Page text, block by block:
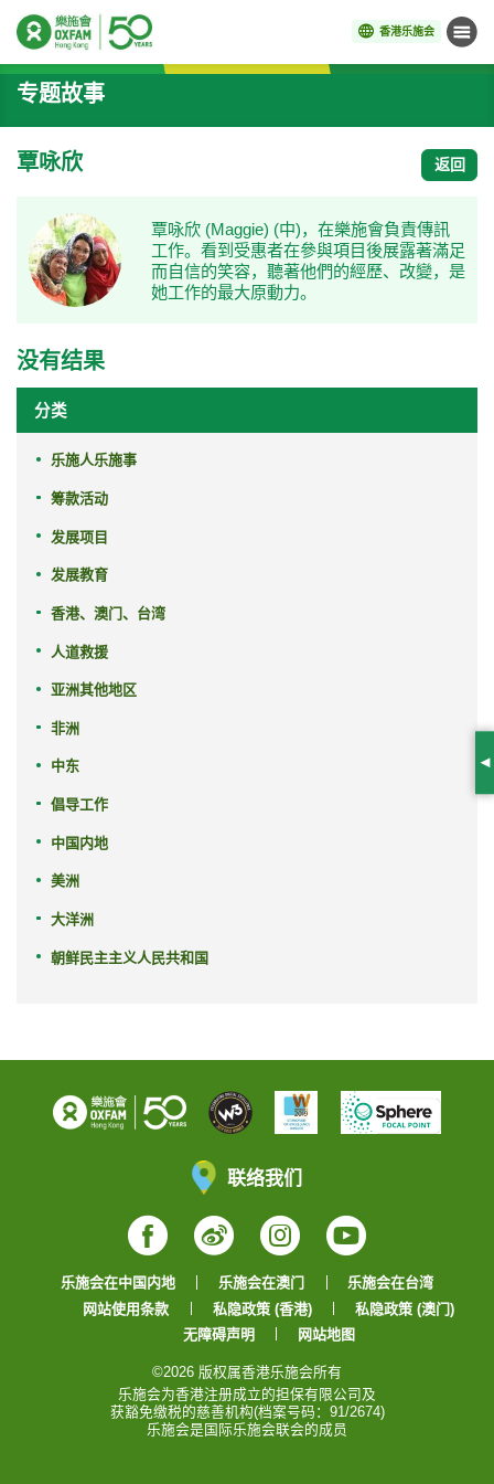
香港乐施会 菜单
开始主要内容
专题故事
覃咏欣 返回
覃咏欣 (Maggie) (中)，在樂施會負責傳訊
工作。看到受惠者在參與項目後展露著滿足
而自信的笑容，聽著他們的經歷、改變，是
她工作的最大原動力。
没有结果
分类
乐施人乐施事
筹款活动
发展项目
发展教育
香港、澳门、台湾
人道救援
亚洲其他地区
非洲
中东
倡导工作
中国内地
美洲
大洋洲
朝鲜民主主义人民共和国
联络我们
Facebook
WeiboInstagram
YouTube
乐施会在中国内地 乐施会在澳门
乐施会在台湾
网站使用条款
私隐政策 (香港)
私隐政策 (澳门)
无障碍声明
网站地图
©2026 版权属香港乐施会所有
乐施会为香港注册成立的担保有限公司及
获豁免缴税的慈善机构(档案号码：91/2674)
乐施会是国际乐施会联会的成员